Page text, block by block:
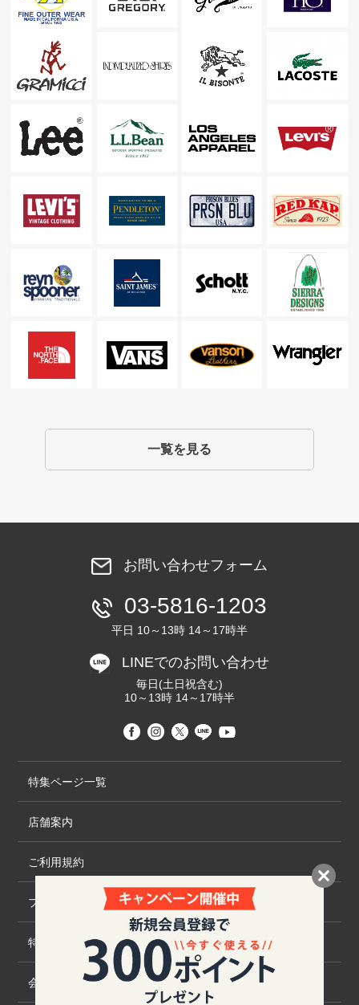
一覧を見る
お問い合わせフォーム
03-5816-1203
平日 10～13時 14～17時半
LINEでのお問い合わせ
毎日(土日祝含む)
10～13時 14～17時半
特集ページ一覧
店舗案内
ご利用規約
プライバシーポリシー
特定商取引法について
会社概要